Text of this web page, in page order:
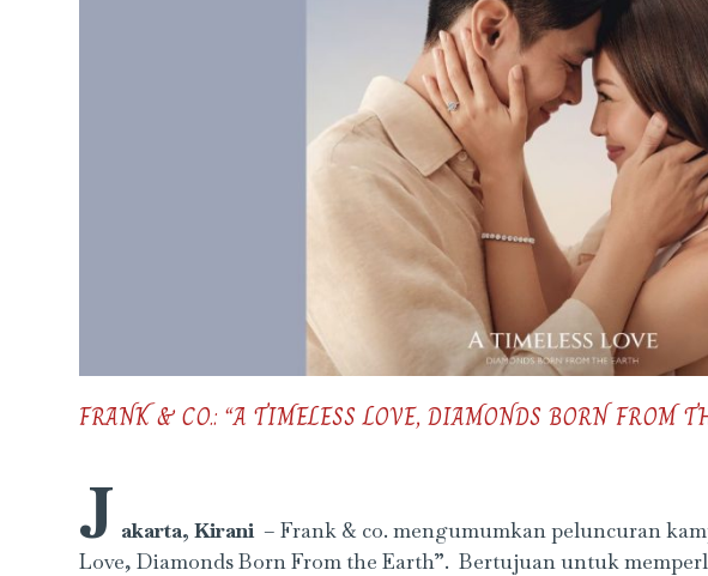
FRANK & CO.: “A TIMELESS LOVE, DIAMONDS BORN FROM
J akarta, Kirani – Frank & co. mengumumkan peluncuran
Love, Diamonds Born From the Earth”. Bertujuan untuk